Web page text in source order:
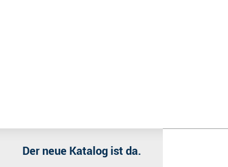
Der neue Katalog ist da.
Wir nutzen Cookies auf unserer Website. Einige von ihnen